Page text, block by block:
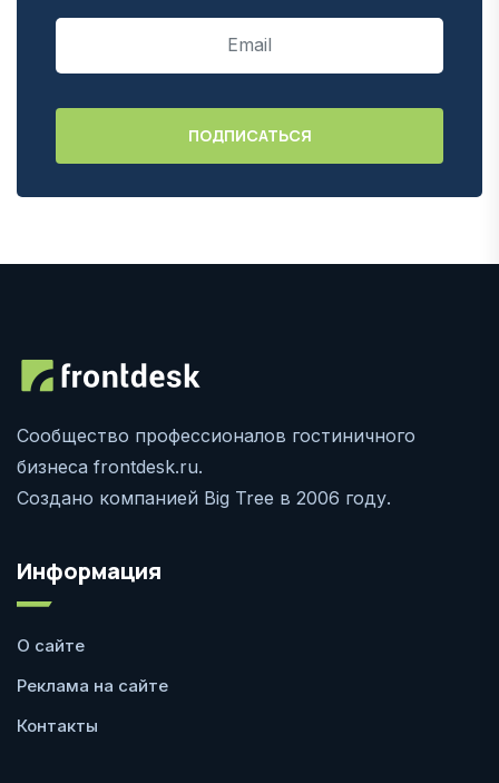
Сообщество профессионалов гостиничного
бизнеса frontdesk.ru.
Создано компанией Big Tree в 2006 году.
Информация
О сайте
Реклама на сайте
Контакты